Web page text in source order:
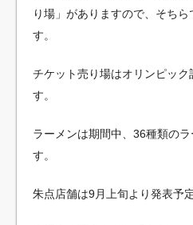
り場」がありますので、そち
す。
チケット売り場はオリンピック
す。
ラーメンは期間中、36種類の
す。
朱点店舗は9月上旬より発表予定